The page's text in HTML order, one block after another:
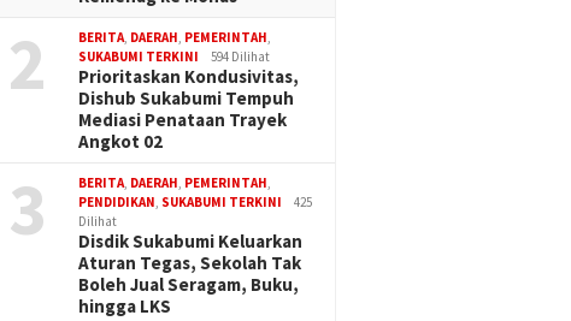
2 BERITA, DAERAH, PEMERINTAH,
SUKABUMI TERKINI
594 Dilihat
Prioritaskan Kondusivitas,
Dishub Sukabumi Tempuh
Mediasi Penataan Trayek
Angkot 02
3 BERITA, DAERAH, PEMERINTAH,
PENDIDIKAN, SUKABUMI TERKINI
425
Dilihat
Disdik Sukabumi Keluarkan
Aturan Tegas, Sekolah Tak
Boleh Jual Seragam, Buku,
hingga LKS